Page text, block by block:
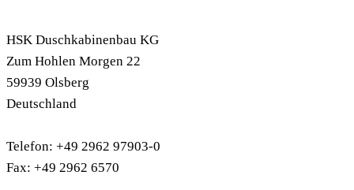
HSK Duschkabinenbau KG
Zum Hohlen Morgen 22
59939 Olsberg
Deutschland
Telefon: +49 2962 97903-0
Fax: +49 2962 6570